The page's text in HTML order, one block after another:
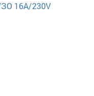
16А/230V